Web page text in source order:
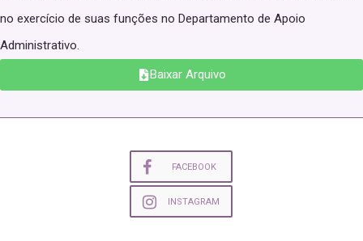
no exercício de suas funções no Departamento de Apoio
Administrativo.
Baixar Arquivo
FACEBOOK
INSTAGRAM